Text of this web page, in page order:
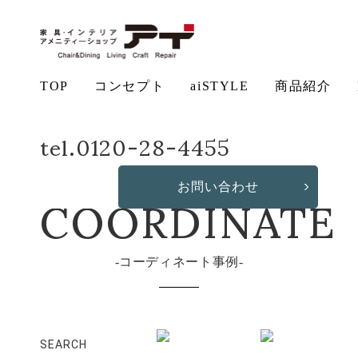
TOP コンセプト
無垢
お手入れ 保証につ
aiSTYLE
コー
商品紹介
テー
ソフ
ベッ
ド
デス
ク
作・オリ その他の
tel.0120-28-4455
お問い合わせ
COORDINATE
コーディネート事例
SEARCH